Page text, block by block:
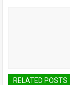
RELATED POSTS